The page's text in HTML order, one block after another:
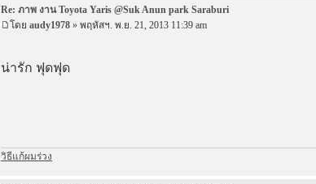
Re: ภาพ งาน Toyota Yaris @Suk Anun park Saraburi
โดย audy1978 » พฤหัสฯ. พ.ย. 21, 2013 11:39 am
น่ารัก ฟุดฟุด
วิธีแก้ผมร่วง